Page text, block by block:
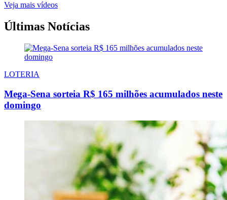
Veja mais vídeos
Últimas Notícias
LOTERIA
Mega-Sena sorteia R$ 165 milhões acumulados neste
domingo